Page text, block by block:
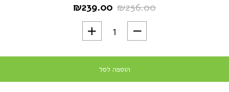
₪256.00
המחיר
המקורי
היה:
₪256.00.
₪239.00
המחיר
הנוכחי
הוא:
₪239.00.
כמות של מארז קפה להכנת Cold Brew קולד ברו 100% ערביקה - 1.5 קילו 6 סוגים - משלוח חינם
הוספה לסל